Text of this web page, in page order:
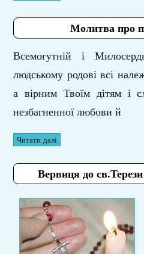
Молитва про
Всемогутній і
людському родові всі
а вірним Твоїм дітям і
незбагненної любови й
Читати далі
Вервиця до